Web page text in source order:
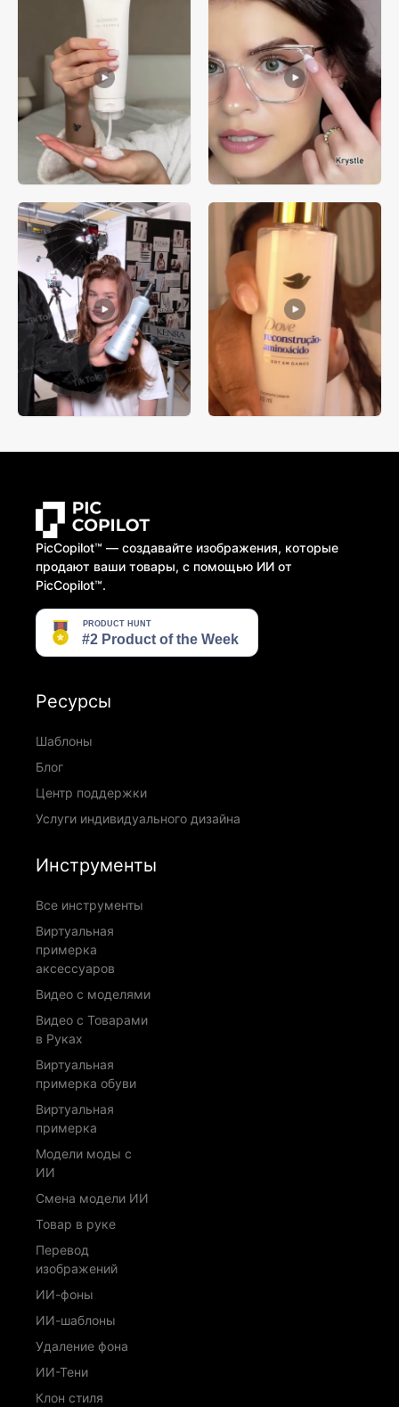
PicCopilot™️ — создавайте изображения, которые
продают ваши товары, с помощью ИИ от
PicCopilot™️.
Ресурсы
Шаблоны
Блог
Центр поддержки
Услуги индивидуального дизайна
Инструменты
Все инструменты
Виртуальная
примерка
аксессуаров
Видео с моделями
Видео с Товарами
в Руках
Виртуальная
примерка обуви
Виртуальная
примерка
Модели моды с
ИИ
Смена модели ИИ
Товар в руке
Перевод
изображений
ИИ-фоны
ИИ-шаблоны
Удаление фона
ИИ-Тени
Клон стиля